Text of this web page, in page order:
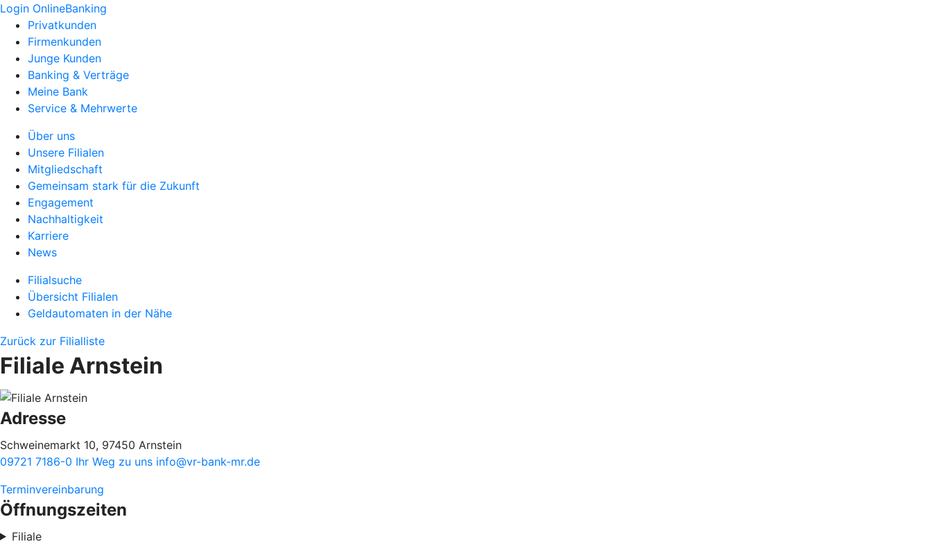
Login OnlineBanking
Privatkunden
Firmenkunden
Junge Kunden
Banking & Verträge
Meine Bank
Service & Mehrwerte
Über uns
Unsere Filialen
Mitgliedschaft
Gemeinsam stark für die Zukunft
Engagement
Nachhaltigkeit
Karriere
News
Filialsuche
Übersicht Filialen
Geldautomaten in der Nähe
Zurück zur Filialliste
Filiale Arnstein
Adresse
Schweinemarkt 10, 97450 Arnstein
09721 7186-0 Ihr Weg zu uns info@vr-bank-mr.de
Terminvereinbarung
Öffnungszeiten
Filiale